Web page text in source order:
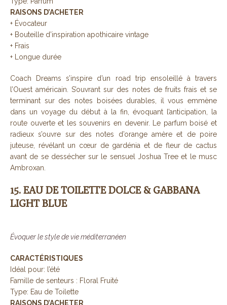
RAISONS D’ACHETER
+ Évocateur
+ Bouteille d’inspiration apothicaire vintage
+ Frais
+ Longue durée
Coach Dreams s’inspire d’un road trip ensoleillé à travers
l’Ouest américain. S’ouvrant sur des notes de fruits frais et se
terminant sur des notes boisées durables, il vous emmène
dans un voyage du début à la fin, évoquant l’anticipation, la
route ouverte et les souvenirs en devenir. Le parfum boisé et
radieux s’ouvre sur des notes d’orange amère et de poire
juteuse, révélant un cœur de gardénia et de fleur de cactus
avant de se dessécher sur le sensuel Joshua Tree et le musc
Ambroxan.
15. EAU DE TOILETTE DOLCE & GABBANA
LIGHT BLUE
Évoquer le style de vie méditerranéen
CARACTÉRISTIQUES
Idéal pour: l’été
Famille de senteurs : Floral Fruité
Type: Eau de Toilette
RAISONS D’ACHETER